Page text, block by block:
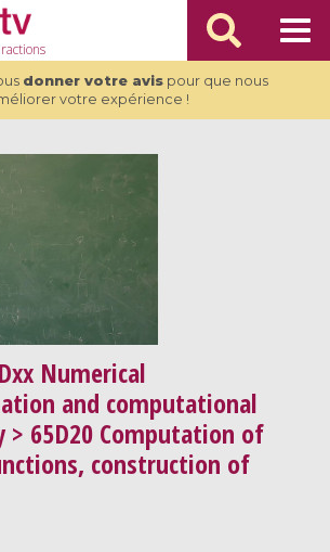
donner votre avispour que nous
votre expérience !
Numerical
and computational
> 65D20 Computation of
construction of